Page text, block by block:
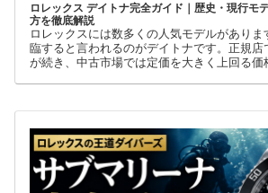
ロレックス デイトナ完全ガイド｜歴史・現行モ
方を徹底解説
ロレックスには数多くの人気モデルがあり
臨すると言われるのがデイトナです。正規店
が続き、中古市場では定価を大きく上回る価